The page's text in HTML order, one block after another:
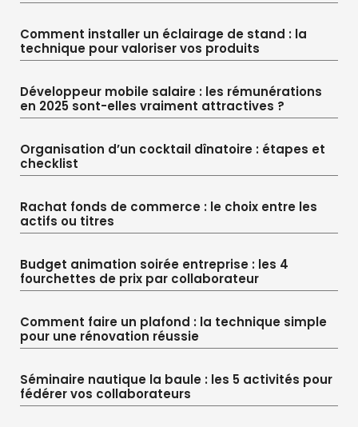
Comment installer un éclairage de stand : la
technique pour valoriser vos produits
Développeur mobile salaire : les rémunérations
en 2025 sont-elles vraiment attractives ?
Organisation d’un cocktail dînatoire : étapes et
checklist
Rachat fonds de commerce : le choix entre les
actifs ou titres
Budget animation soirée entreprise : les 4
fourchettes de prix par collaborateur
Comment faire un plafond : la technique simple
pour une rénovation réussie
Séminaire nautique la baule : les 5 activités pour
fédérer vos collaborateurs